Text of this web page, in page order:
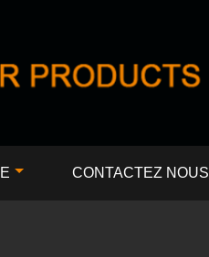
CONTACTEZ NOUS